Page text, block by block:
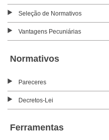
Seleção de Normativos
Vantagens Pecuniárias
Normativos
Pareceres
Decretos-Lei
Ferramentas